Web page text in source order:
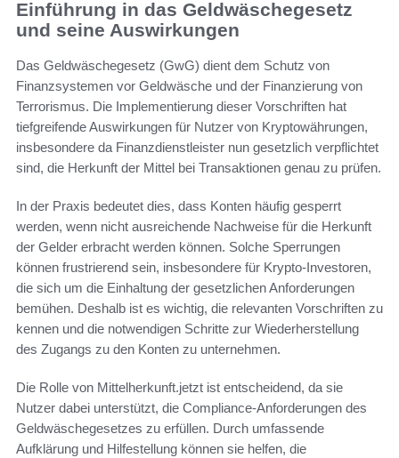
Einführung in das Geldwäschegesetz
und seine Auswirkungen
Das Geldwäschegesetz (GwG) dient dem Schutz von
Finanzsystemen vor Geldwäsche und der Finanzierung von
Terrorismus. Die Implementierung dieser Vorschriften hat
tiefgreifende Auswirkungen für Nutzer von Kryptowährungen,
insbesondere da Finanzdienstleister nun gesetzlich verpflichtet
sind, die Herkunft der Mittel bei Transaktionen genau zu prüfen.
In der Praxis bedeutet dies, dass Konten häufig gesperrt
werden, wenn nicht ausreichende Nachweise für die Herkunft
der Gelder erbracht werden können. Solche Sperrungen
können frustrierend sein, insbesondere für Krypto-Investoren,
die sich um die Einhaltung der gesetzlichen Anforderungen
bemühen. Deshalb ist es wichtig, die relevanten Vorschriften zu
kennen und die notwendigen Schritte zur Wiederherstellung
des Zugangs zu den Konten zu unternehmen.
Die Rolle von Mittelherkunft.jetzt ist entscheidend, da sie
Nutzer dabei unterstützt, die Compliance-Anforderungen des
Geldwäschegesetzes zu erfüllen. Durch umfassende
Aufklärung und Hilfestellung können sie helfen, die